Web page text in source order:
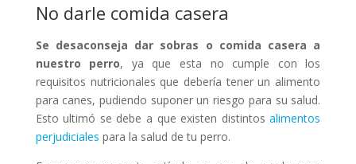
No darle comida casera
Se desaconseja dar sobras o comida casera a
nuestro perro, ya que esta no cumple con los
requisitos nutricionales que debería tener un alimento
para canes, pudiendo suponer un riesgo para su salud.
Esto ultimó se debe a que existen distintosalimentos
perjudiciales para la salud de tu perro.